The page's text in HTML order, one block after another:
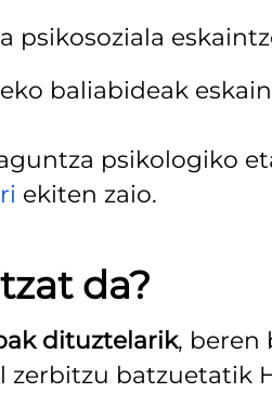
psikosoziala
baliabideak
psikologiko
ekiten zaio.
da?
dituztelarik, beren
zerbitzu batzuetatik